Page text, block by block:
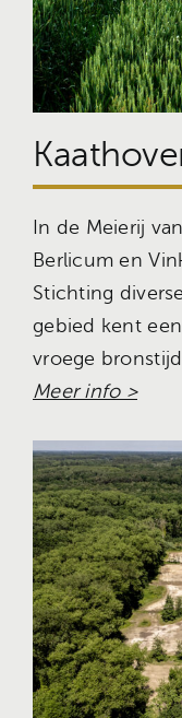
In de Meierij
Berlicum en
Stichting
gebied kent
vroege
Meer info >